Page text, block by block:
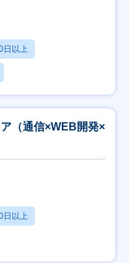
日以上
（通信×WEB開発×
日以上